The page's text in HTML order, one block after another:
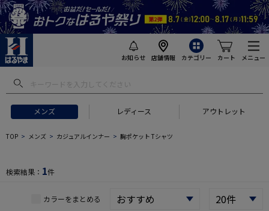
お知らせ 店舗情報 カテゴリー カート メニュー
メンズ レディース アウトレット
フトにおすすめ #セットアップ スーツ
TOP メンズ カジュアルインナー 胸ポケット Tシャツ
検索結果： 1件
カラーをまとめる